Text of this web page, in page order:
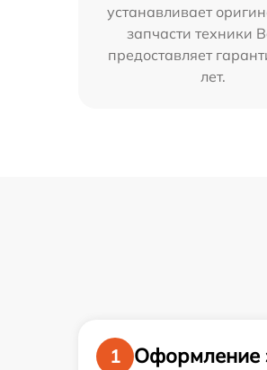
устанавливает
запчасти техники
предоставляет
лет.
1
Оформление